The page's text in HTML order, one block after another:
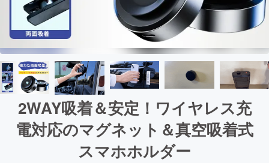
2WAY吸着＆安定！ワイヤレス充
電対応のマグネット＆真空吸着式
スマホホルダー